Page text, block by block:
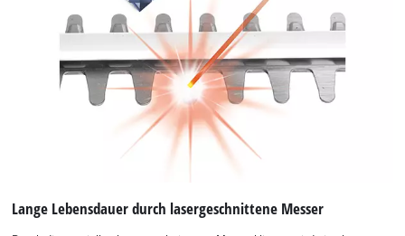
Lange Lebensdauer durch lasergeschnittene Messer